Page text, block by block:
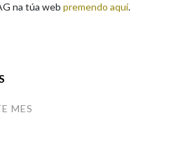
na túa web premendo aquí.
MES